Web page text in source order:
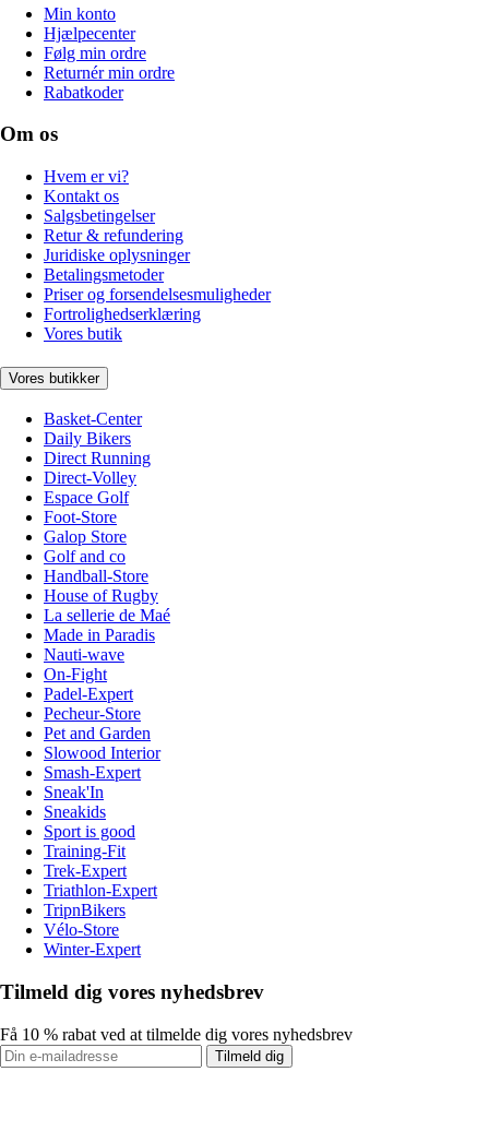
Min konto
Hjælpecenter
Følg min ordre
Returnér min ordre
Rabatkoder
Om os
Hvem er vi?
Kontakt os
Salgsbetingelser
Retur & refundering
Juridiske oplysninger
Betalingsmetoder
Priser og forsendelsesmuligheder
Fortrolighedserklæring
Vores butik
Vores butikker
Basket-Center
Daily Bikers
Direct Running
Direct-Volley
Espace Golf
Foot-Store
Galop Store
Golf and co
Handball-Store
House of Rugby
La sellerie de Maé
Made in Paradis
Nauti-wave
On-Fight
Padel-Expert
Pecheur-Store
Pet and Garden
Slowood Interior
Smash-Expert
Sneak'In
Sneakids
Sport is good
Training-Fit
Trek-Expert
Triathlon-Expert
TripnBikers
Vélo-Store
Winter-Expert
Tilmeld dig vores nyhedsbrev
Få 10 % rabat ved at tilmelde dig vores nyhedsbrev
Tilmeld dig